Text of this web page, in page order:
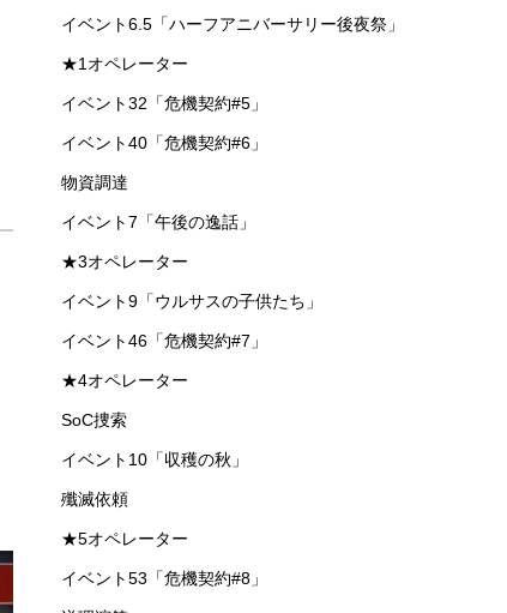
イベント6.5「ハーフアニバーサリー後夜祭」
★1オペレーター
イベント32「危機契約#5」
イベント40「危機契約#6」
物資調達
イベント7「午後の逸話」
★3オペレーター
イベント9「ウルサスの子供たち」
イベント46「危機契約#7」
★4オペレーター
SoC捜索
イベント10「収穫の秋」
殲滅依頼
★5オペレーター
イベント53「危機契約#8」